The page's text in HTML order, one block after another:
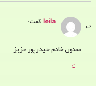
leilaگفت:
ممنون خانم حیدرپور عزیز
پاسخ